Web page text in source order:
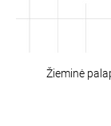
Žieminė